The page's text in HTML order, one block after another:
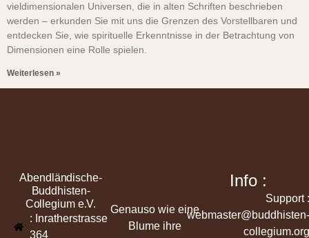
vieldimensionalen Universen, die in alten Schriften beschrieben
werden – erkunden Sie mit uns die Grenzen des Vorstellbaren und
entdecken Sie, wie spirituelle Erkenntnisse in der Betrachtung von
Dimensionen eine Rolle spielen.
Weiterlesen »
Abendländische-
Buddhisten-
Collegium e.V.
: Inratherstrasse
364
Genauso wie eine
Blume ihre
Info :
Support :
webmaster@buddhisten-
collegium.org